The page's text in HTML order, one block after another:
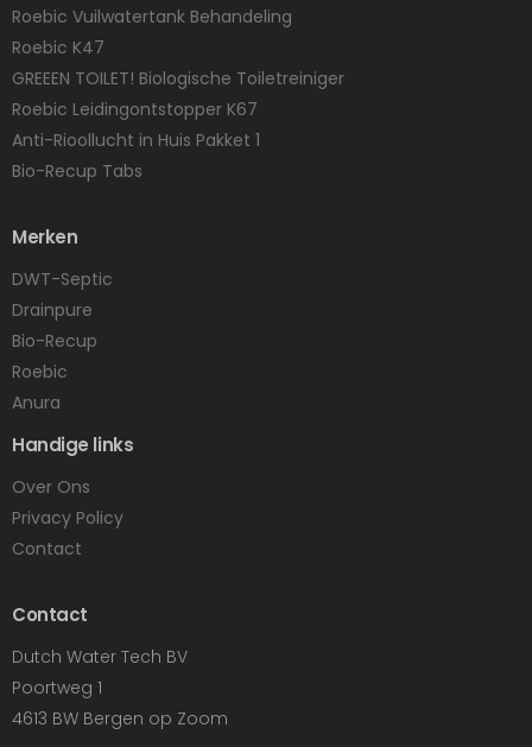
Roebic Vuilwatertank Behandeling
Roebic K47
GREEEN TOILET! Biologische Toiletreiniger
Roebic Leidingontstopper K67
Anti-Rioollucht in Huis Pakket 1
Bio-Recup Tabs
Merken
DWT-Septic
Drainpure
Bio-Recup
Roebic
Anura
Handige links
Over Ons
Privacy Policy
Contact
Contact
Dutch Water Tech BV
Poortweg 1
4613 BW Bergen op Zoom